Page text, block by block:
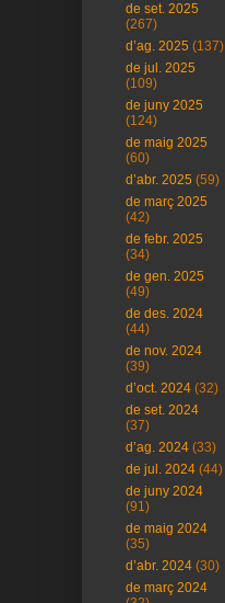
de set. 2025
(267)
d’ag. 2025 (137)
de jul. 2025
(109)
de juny 2025
(124)
de maig 2025
(60)
d’abr. 2025 (59)
de març 2025
(42)
de febr. 2025
(34)
de gen. 2025
(49)
de des. 2024
(44)
de nov. 2024
(39)
d’oct. 2024 (32)
de set. 2024
(37)
d’ag. 2024 (33)
de jul. 2024 (44)
de juny 2024
(91)
de maig 2024
(35)
d’abr. 2024 (30)
de març 2024